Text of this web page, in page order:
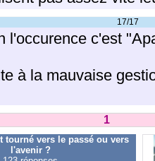
17/17
l'occurence c'est
à la mauvaise
1
tourné vers le passé ou vers
l'avenir ?